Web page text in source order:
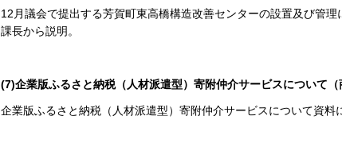
12月議会で提出する芳賀町東高橋構造改善センターの設置及び管
課長から説明。
(7)企業版ふるさと納税（人材派遣型）寄附仲介サービスについて（
企業版ふるさと納税（人材派遣型）寄附仲介サービスについて資料